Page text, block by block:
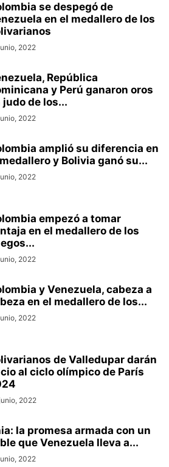
se despegó de
en el medallero de los
2022
República
y Perú ganaron oros
judo de los...
2022
amplió su diferencia en
y Bolivia ganó su...
2022
empezó a tomar
en el medallero de los
2022
y Venezuela, cabeza a
en el medallero de los...
2022
de Valledupar darán
al ciclo olímpico de París
2022
la promesa armada con un
que Venezuela lleva a...
2022